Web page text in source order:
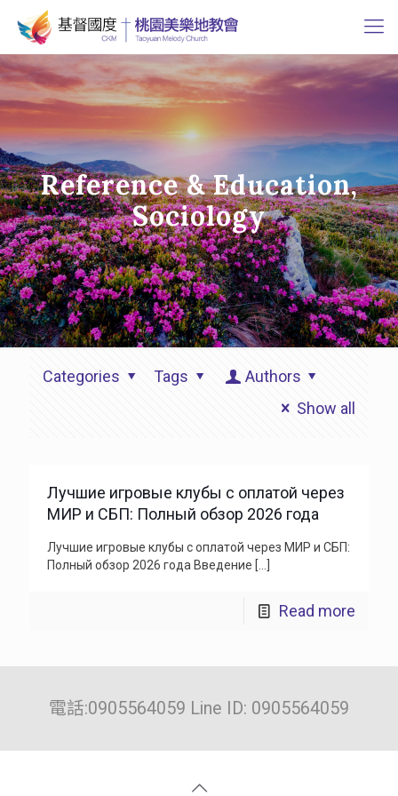
Reference & Education,
Sociology
Categories Tags
Authors
Show all
Лучшие игровые клубы с оплатой через
МИР и СБП: Полный обзор 2026 года
Лучшие игровые клубы с оплатой через МИР и СБП:
Полный обзор 2026 года Введение […]
Read more
電話:0905564059 Line ID: 0905564059